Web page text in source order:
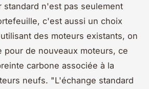
standard n'est pas seulement
c'est aussi un choix
des moteurs existants, on
pour de nouveaux moteurs, ce
carbone associée à la
neufs. "L'échange standard